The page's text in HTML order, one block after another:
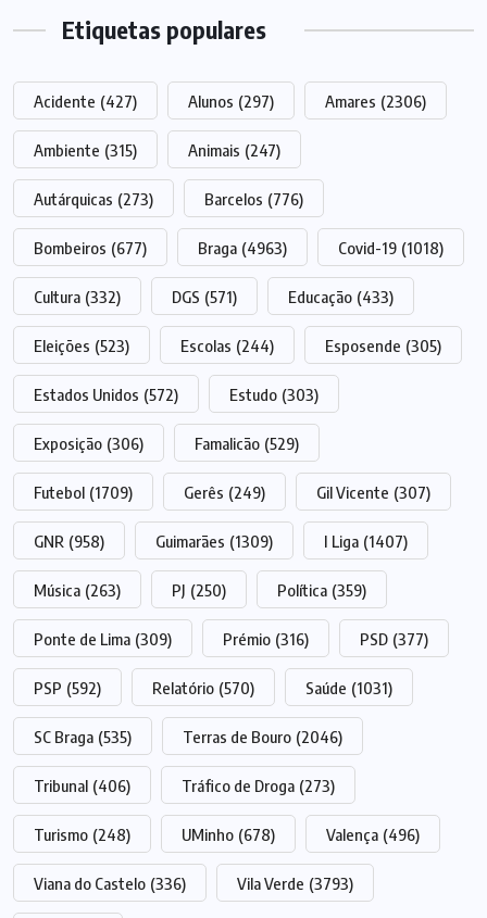
Etiquetas populares
Acidente (427) Alunos (297) Amares (2306)
Ambiente (315) Animais (247)
Autárquicas (273) Barcelos (776)
Bombeiros (677) Braga (4963) Covid-19 (1018)
Cultura (332) DGS (571) Educação (433)
Eleições (523) Escolas (244) Esposende (305)
Estados Unidos (572) Estudo (303)
Exposição (306) Famalicão (529)
Futebol (1709) Gerês (249) Gil Vicente (307)
GNR (958) Guimarães (1309) I Liga (1407)
Música (263) PJ (250) Política (359)
Ponte de Lima (309) Prémio (316) PSD (377)
PSP (592) Relatório (570) Saúde (1031)
SC Braga (535) Terras de Bouro (2046)
Tribunal (406) Tráfico de Droga (273)
Turismo (248) UMinho (678) Valença (496)
Viana do Castelo (336) Vila Verde (3793)